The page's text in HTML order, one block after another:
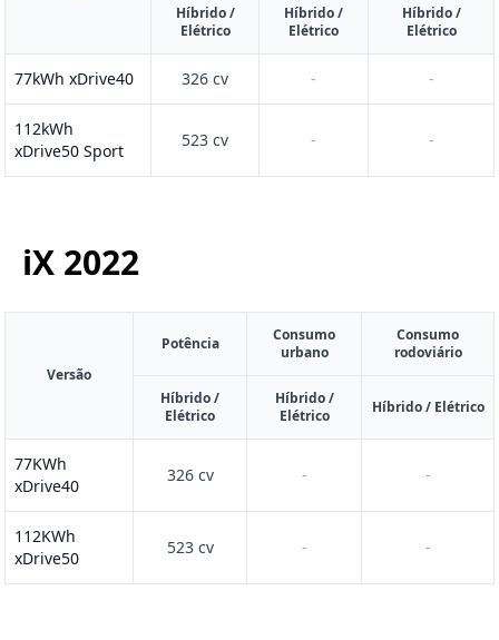
Híbrido /
Elétrico
Híbrido /
Elétrico
Híbrido /
Elétrico
77kWh xDrive40 326 cv - -
112kWh
xDrive50 Sport
523 cv - -
iX 2022
Versão
Potência
Consumo
urbano
Consumo
rodoviário
Híbrido /
Elétrico
Híbrido /
Elétrico
Híbrido / Elétrico
77KWh
xDrive40
326 cv - -
112KWh
xDrive50
523 cv - -